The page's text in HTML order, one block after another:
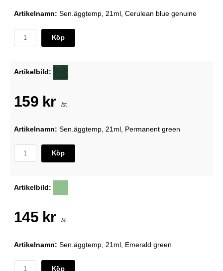
Artikelnamn: Sen.äggtemp, 21ml, Cerulean blue genuine
Köp
Artikelbild:
159 kr /st
Artikelnamn: Sen.äggtemp, 21ml, Permanent green
Köp
Artikelbild:
145 kr /st
Artikelnamn: Sen.äggtemp, 21ml, Emerald green
Köp